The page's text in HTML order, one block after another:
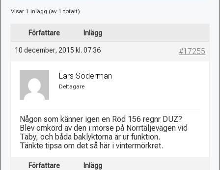
Visar 1 inlägg (av 1 totalt)
Författare Inlägg
10 december, 2015 kl. 07:36 #17255
Lars Söderman
Deltagare
Någon som känner igen en Röd 156 regnr DUZ?
Blev omkörd av den i morse på Norrtäljevägen vid
Täby, och båda baklyktorna är ur funktion.
Tänkte tipsa om det så här i vintermörkret.
Författare Inlägg